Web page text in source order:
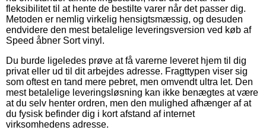
fleksibilitet til at hente de bestilte varer når det passer dig.
Metoden er nemlig virkelig hensigtsmæssig, og desuden
endvidere den mest betalelige leveringsversion ved køb af
Speed åbner Sort vinyl.
Du burde ligeledes prøve at få varerne leveret hjem til dig
privat eller ud til dit arbejdes adresse. Fragttypen viser sig
som oftest en tand mere pebret, men omvendt ultra let. Den
mest betalelige leveringsløsning kan ikke benægtes at være
at du selv henter ordren, men den mulighed afhænger af at
du fysisk befinder dig i kort afstand af internet
virksomhedens adresse.